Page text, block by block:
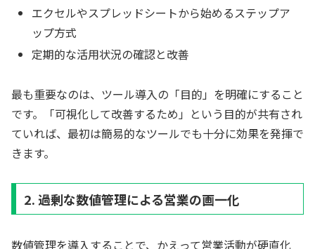
エクセルやスプレッドシートから始めるステップア
ップ方式
定期的な活用状況の確認と改善
最も重要なのは、ツール導入の「目的」を明確にすること
です。「可視化して改善するため」という目的が共有され
ていれば、最初は簡易的なツールでも十分に効果を発揮で
きます。
2. 過剰な数値管理による営業の画一化
数値管理を導入することで、かえって営業活動が硬直化